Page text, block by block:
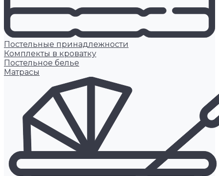
Постельные принадлежности
Комплекты в кроватку
Постельное белье
Матрасы